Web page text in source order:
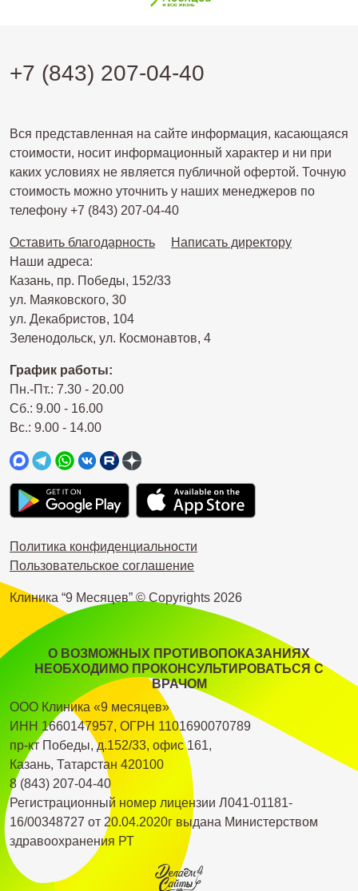
+7 (843) 207-04-40
Вся представленная на сайте информация, касающаяся
стоимости, носит информационный характер и ни при
каких условиях не является публичной офертой. Точную
стоимость можно уточнить у наших менеджеров по
телефону +7 (843) 207-04-40
Оставить благодарность
Написать директору
Наши адреса:
Казань, пр. Победы, 152/33
ул. Маяковского, 30
ул. Декабристов, 104
Зеленодольск, ул. Космонавтов, 4
График работы:
Пн.-Пт.: 7.30 - 20.00
Сб.: 9.00 - 16.00
Вс.: 9.00 - 14.00
Клиника “9 Месяцев” © Copyrights 2026
Политика конфиденциальности
Пользовательское соглашение
О ВОЗМОЖНЫХ ПРОТИВОПОКАЗАНИЯХ
НЕОБХОДИМО ПРОКОНСУЛЬТИРОВАТЬСЯ С
ВРАЧОМ
ООО Клиника «9 месяцев»
ИНН 1660147957, ОГРН 1101690070789
пр-кт Победы, д.152/33, офис 161,
Казань, Татарстан 420100
8 (843) 207-04-40
Регистрационный номер лицензии Л041-01181-
16/00348727 от 20.04.2020г выдана Министерством
здравоохранения РТ